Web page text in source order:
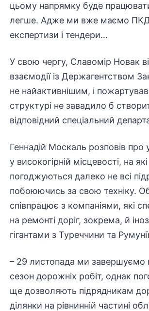
цьому напрямку буде
легше. Адже ми вже маємо
експертизи і тендери…
У свою чергу, Славомір Новак
взаємодії із Держагентством
не найактивнішим, і
структурі не завадило б
відповідний спеціальний
Геннадій Москаль розповів
у високогірній місцевості, на які
погоджуються далеко не всі
побоюючись за свою техніку.
співпрацює з компаніями, які
на ремонті доріг, зокрема, й
гігантами з Туреччини та
– 29 листопада ми завершуємо
сезон дорожніх робіт, однак
ще дозволяють підрядникам
ділянки на рівнинній частині